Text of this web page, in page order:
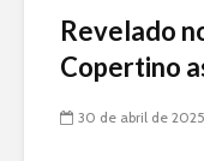
Revelado
Copertino
30 de abril de 2025